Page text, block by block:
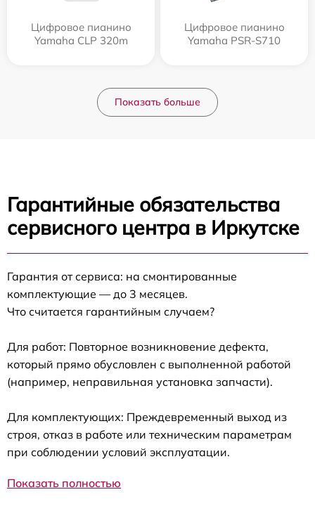
Цифровое пианино
Yamaha CLP 320m
Цифровое пианино
Yamaha PSR-S710
Показать больше
Гарантийные обязательства
сервисного центра в Иркутске
Гарантия от сервиса: на смонтированные
комплектующие — до 3 месяцев.
Что считается гарантийным случаем?
Для работ: Повторное возникновение дефекта,
который прямо обусловлен с выполненной работой
(например, неправильная установка запчасти).
Для комплектующих: Преждевременный выход из
строя, отказ в работе или техническим параметрам
при соблюдении условий эксплуатации.
Показать полностью